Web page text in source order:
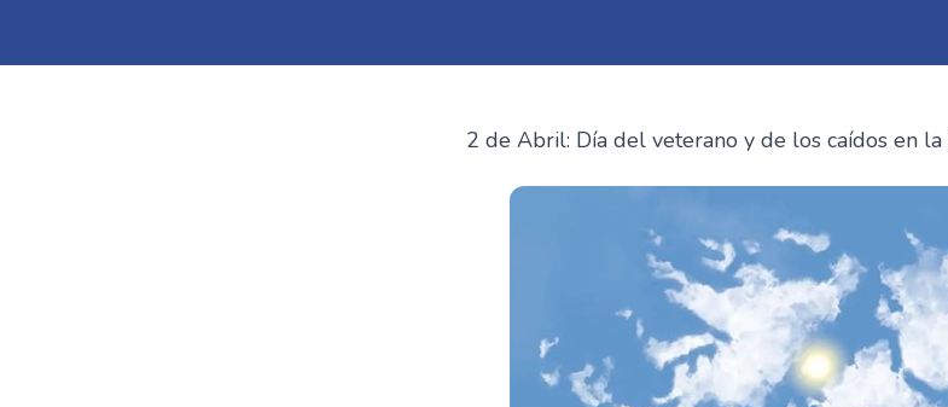
2 de Abril: Día del veterano y de los caídos en la